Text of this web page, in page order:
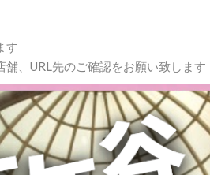
す
、URL先のご確認をお願い致します